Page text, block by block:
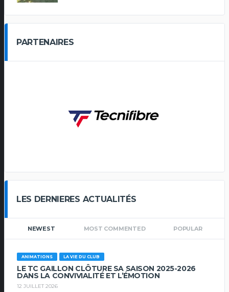
PARTENAIRES
LES DERNIERES ACTUALITÉS
NEWEST MOST COMMENTED POPULAR
ANIMATIONS LA VIE DU CLUB
LE TC GAILLON CLÔTURE SA SAISON 2025-2026
DANS LA CONVIVIALITÉ ET L’ÉMOTION
12 JUILLET 2026